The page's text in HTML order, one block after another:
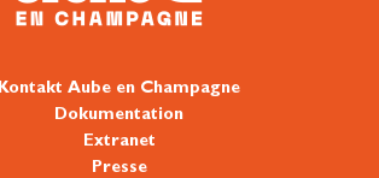
Kontakt Aube en Champagne
Dokumentation
Extranet
Presse